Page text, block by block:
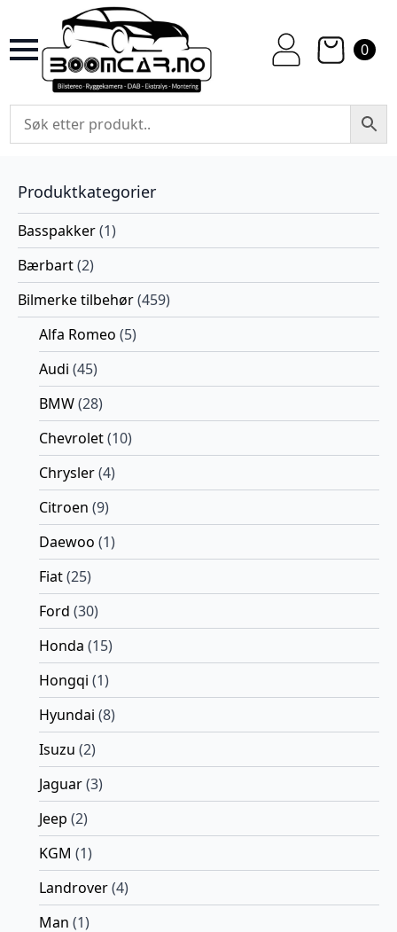
0
Produktkategorier
Basspakker(1)
Bærbart(2)
Bilmerke tilbehør(459)
Alfa Romeo (5)
Audi (45)
BMW(28)
Chevrolet(10)
Chrysler(4)
Citroen (9)
Daewoo (1)
Fiat(25)
Ford (30)
Honda (15)
Hongqi (1)
Hyundai (8)
Isuzu (2)
Jaguar(3)
Jeep (2)
KGM (1)
Landrover(4)
Man (1)